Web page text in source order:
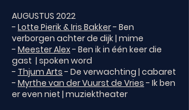
AUGUSTUS 2022
- Lotte Pierik & Iris Bakker- Ben
verborgen achter de dijk | mime
- Meester Alex- Ben ik in één keer die
gast | spoken word
- Thjum Arts - De verwachting | cabaret
- Myrthe van der Vuurst de Vries - Ik ben
er even niet | muziektheater